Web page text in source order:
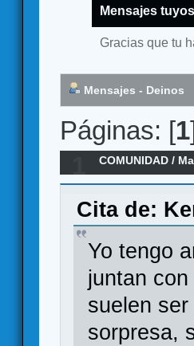
Mensajes tuyos
Gracias que tu
Mensajes - Deinos
Páginas: [1
COMUNIDAD /
Cita de:
Yo tengo
juntan
suelen
sorpresa,